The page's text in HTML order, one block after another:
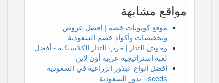
مواقع مشابهة
موقع كوبونات خصم | أفضل عروض
وتخفيضات وأكواد خصم السعودية
وحوش التتار | حرب التتار الكلاسيكية - أفضل
لعبة استراتيجية عربية أون لاين
أفضل أنواع البذور الزراعية في السعودية |
seeds - بذور السعودية